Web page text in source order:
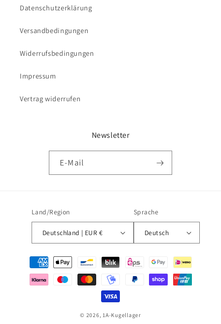
Datenschutzerklärung
Versandbedingungen
Widerrufsbedingungen
Impressum
Vertrag widerrufen
Newsletter
E-Mail
Land/Region
Deutschland | EUR €
Sprache
Deutsch
Zahlungsmethoden
© 2026,1A-Kugellager